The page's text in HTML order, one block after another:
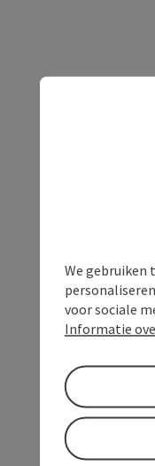
We gebruiken
voor sociale
Informatie